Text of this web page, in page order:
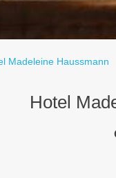
Madeleine Haussmann
Hotel